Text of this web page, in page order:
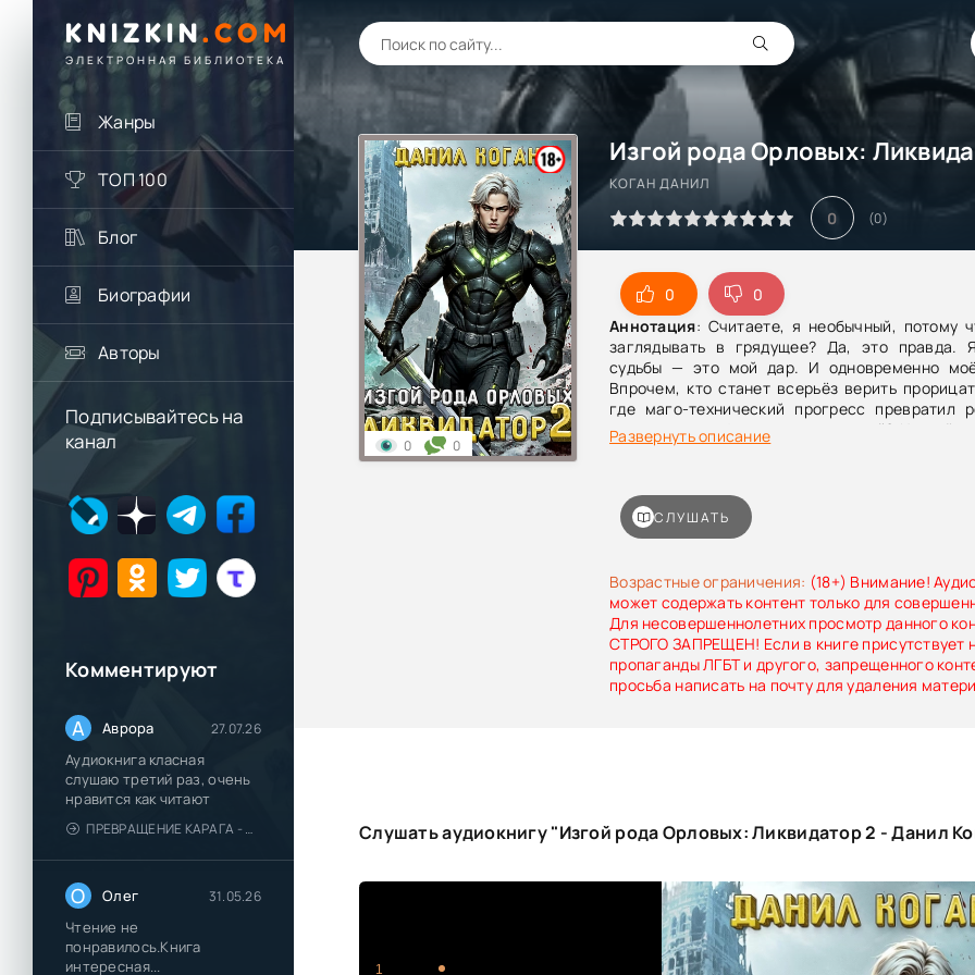
KNIZKIN. COM
ЭЛЕКТРОННАЯ БИБЛИОТЕКА
Жанры
ТОП 100
Блог
Биографии
Авторы
Подписывайтесь на
канал
Комментируют
А Аврора 27.07.26
Аудиокнига класная
слушаю третий раз, очень
нравится как читают
ПРЕВРАЩЕНИЕ КАРАГА - КАТЯ БРАНДИС
О Олег 31.05.26
Чтение не
понравилось.Книга
интересная...
КОГАН ДАНИЛ
0 (0)
0
0
Аннотация: Считаете, я необычный, потому
заглядывать в грядущее? Да, это правда.
судьбы — это мой дар. И одновременно
Впрочем, кто станет всерьёз верить
где маго-технический прогресс превратил
неоновую какофонию вероятностей? Но всё
не так, как я представлял. Мне ещё только
которой меня изгнали, ведётся чья-то
разобраться, за что убили моего отца. И
начатое им. Служба в ликвидаторах — то, что
Развернуть описание
Возрастные ограничения: (18+) Внимание!
может содержать контент только для
Для несовершеннолетних просмотр данного
СТРОГО ЗАПРЕЩЕН! Если в книге присутствует
пропаганды ЛГБТ и другого, запрещенного
просьба написать на почту для удаления
0 0
СЛУШАТЬ
Слушать аудиокнигу "Изгой рода Орловых: Ликвидатор 2 - Данил
1